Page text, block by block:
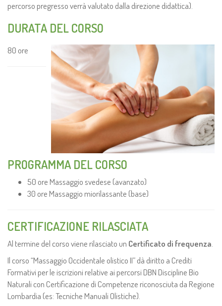
percorso pregresso verrà valutato dalla direzione didattica).
DURATA DEL CORSO
80 ore
PROGRAMMA DEL CORSO
50 ore Massaggio svedese (avanzato)
30 ore Massaggio miorilassante (base)
CERTIFICAZIONE RILASCIATA
Al termine del corso viene rilasciato un Certificato di frequenza
Il corso “Massaggio Occidentale olistico II” dà diritto a Crediti
Formativi per le iscrizioni relative ai percorsi DBN Discipline Bio
Naturali con Certificazione di Competenze riconosciuta da Regione
Lombardia (es: Tecniche Manuali Olistiche).